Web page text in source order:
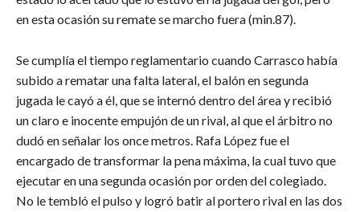
en esta ocasión su remate se marcho fuera (min.87).
Se cumplía el tiempo reglamentario cuando Carrasco había
subido a rematar una falta lateral, el balón en segunda
jugada le cayó a él, que se internó dentro del área y recibió
un claro e inocente empujón de un rival, al que el árbitro no
dudó en señalar los once metros. Rafa López fue el
encargado de transformar la pena máxima, la cual tuvo que
ejecutar en una segunda ocasión por orden del colegiado.
No le tembló el pulso y logró batir al portero rival en las dos